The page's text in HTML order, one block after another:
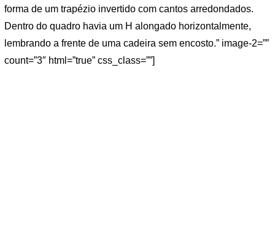
forma de um trapézio invertido com cantos arredondados.
Dentro do quadro havia um H alongado horizontalmente,
lembrando a frente de uma cadeira sem encosto.” image-2=””
count=”3″ html=”true” css_class=””]